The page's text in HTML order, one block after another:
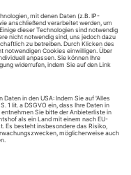
dem Jahrbuch im
von Theater
ePaper als auch
auf www.der-
App auf Anfrage.
von einem Monat und
Monat, sofern
Konto/Meine
gekündigt